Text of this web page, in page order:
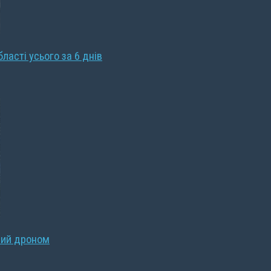
усього за 6 днів
дроном